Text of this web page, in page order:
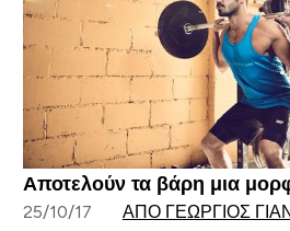
Αποτελούν τα βάρη μια
25/10/17 ΑΠΌ ΓΕΏΡΓΙΟΣ